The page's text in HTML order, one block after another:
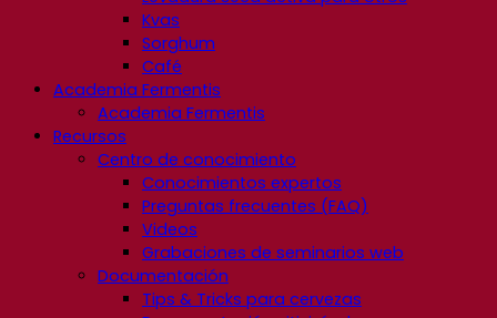
Kvas
Sorghum
Café
Academia Fermentis
Academia Fermentis
Recursos
Centro de conocimiento
Conocimientos expertos
Preguntas frecuentes (FAQ)
Videos
Grabaciones de seminarios web
Documentación
Tips & Tricks para cervezas